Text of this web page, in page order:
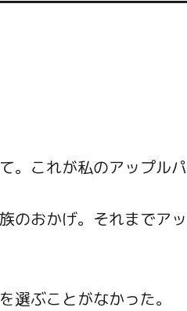
これが私のアップルパ
のおかげ。それまでア
選ぶことがなかった。